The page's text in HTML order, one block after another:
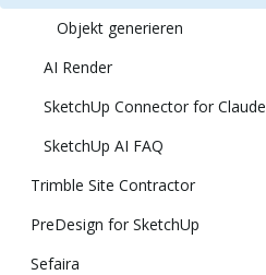
Objekt generieren
AI Render
SketchUp Connector for Claude
SketchUp AI FAQ
Trimble Site Contractor
PreDesign for SketchUp
Sefaira